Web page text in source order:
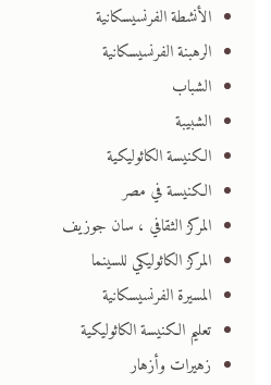
الأنشطة الفرنسيسكانية
الرهبنة الفرنسيسكانية
الشباب
الشبيبة
الكنيسة الكاثوليكية
الكنيسة في مصر
المركز الثقافي ، سان جوزيف
المركز الكاثوليكي للسينما
المسيرة الفرنسيسكانية
تعليم الكنيسة الكاثوليكية
زهيرات وأزهار